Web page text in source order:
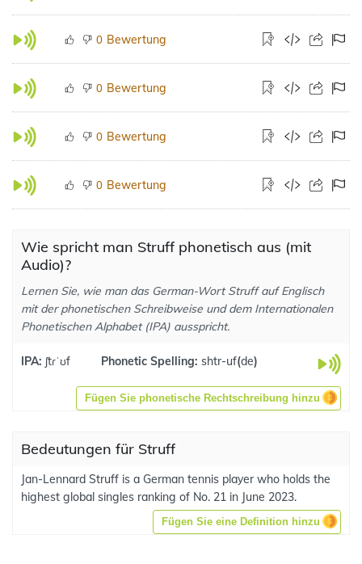
0 Bewertung
0 Bewertung
0 Bewertung
0 Bewertung
Wie spricht man Struff phonetisch aus (mit
Audio)?
Lernen Sie, wie man das German-Wort Struff auf Englisch
mit der phonetischen Schreibweise und dem Internationalen
Phonetischen Alphabet (IPA) ausspricht.
IPA: ʃtɾˈʊf Phonetic Spelling: shtr-uf(de)
Fügen Sie phonetische Rechtschreibung hinzu
Bedeutungen für Struff
Jan-Lennard Struff is a German tennis player who holds the
highest global singles ranking of No. 21 in June 2023.
Fügen Sie eine Definition hinzu